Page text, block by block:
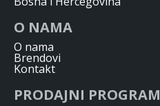
O NAMA
O nama
Brendovi
Kontakt
PRODAJNI PROGRAM